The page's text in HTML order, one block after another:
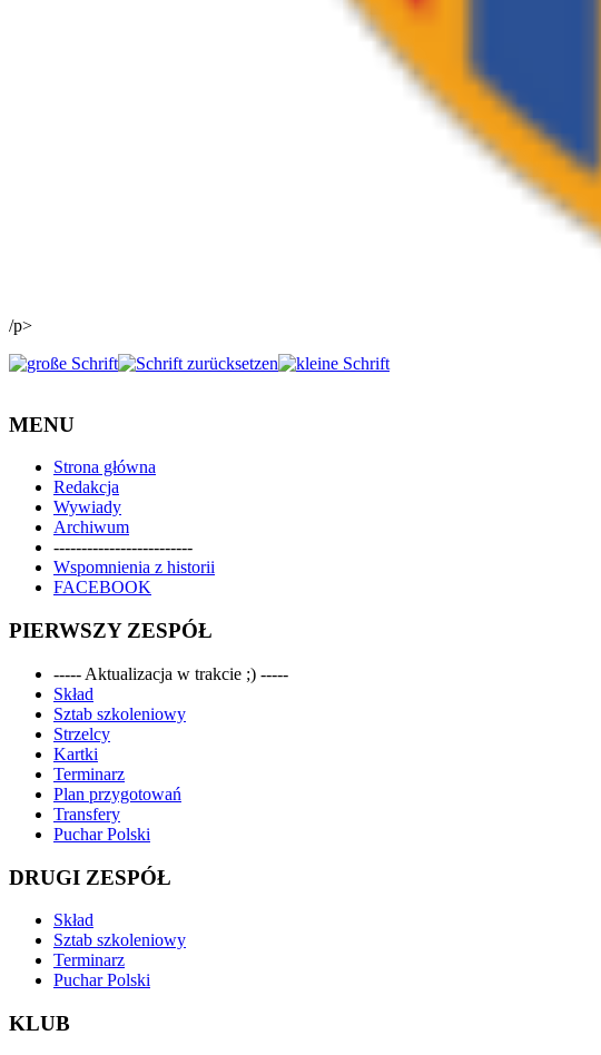
/p>
MENU
Strona główna
Redakcja
Wywiady
Archiwum
-------------------------
Wspomnienia z historii
FACEBOOK
PIERWSZY ZESPÓŁ
----- Aktualizacja w trakcie ;) -----
Skład
Sztab szkoleniowy
Strzelcy
Kartki
Terminarz
Plan przygotowań
Transfery
Puchar Polski
DRUGI ZESPÓŁ
Skład
Sztab szkoleniowy
Terminarz
Puchar Polski
KLUB